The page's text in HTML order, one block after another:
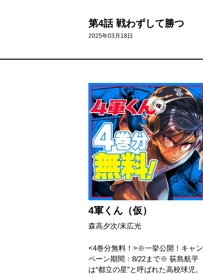
第4話 戦わずして勝つ
2025年03月18日
4軍くん（仮）
森高夕次/末広光
<4巻分無料！>※一挙公開！キャン
ペーン期間：8/22まで※ 荻島航平
は“都立の星”と呼ばれた高校球児。